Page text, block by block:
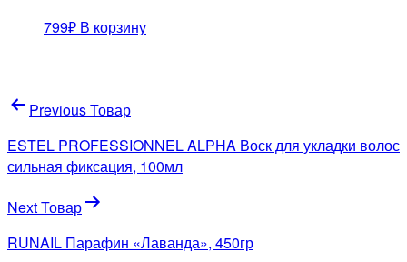
799₽ В корзину
Навигация
по
записям
Previous Товар
ESTEL PROFESSIONNEL ALPHA Воск для укладки волос
сильная фиксация, 100мл
Next Товар
RUNAIL Парафин «Лаванда», 450гр